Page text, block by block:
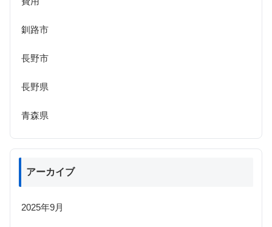
釧路市
長野市
長野県
青森県
アーカイブ
2025年9月